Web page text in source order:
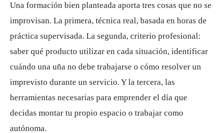
Una formación bien planteada aporta tres cosas que no se
improvisan. La primera, técnica real, basada en horas de
práctica supervisada. La segunda, criterio profesional:
saber qué producto utilizar en cada situación, identificar
cuándo una uña no debe trabajarse o cómo resolver un
imprevisto durante un servicio. Y la tercera, las
herramientas necesarias para emprender el día que
decidas montar tu propio espacio o trabajar como
autónoma.